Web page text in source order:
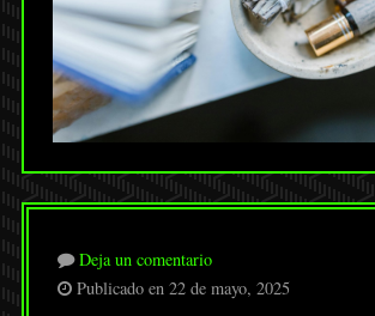
Deja un comentario
Publicado en 22 de mayo, 2025